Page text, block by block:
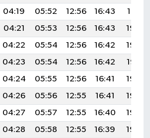
04:19 05:52 12:56 16:43
19:51
04:21 05:53 12:56 16:43
19:50
04:22 05:54 12:56 16:42
19:48
04:23 05:54 12:56 16:42
19:47
04:24 05:55 12:56 16:41
19:46
04:26 05:56 12:55 16:41
19:45
04:27 05:57 12:55 16:40
19:43
04:28 05:58 12:55 16:39
19:42